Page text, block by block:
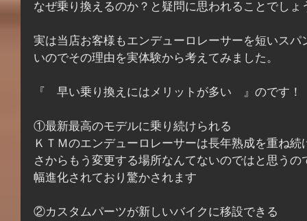
なぜ乗り換えるのか？と疑問に思われることでしょ
実は当店お客様もエンデューロレーサーを短いス
いのでその理由を実体験から考えてみました。
『　早い乗り換えにはメリットが多い　』のです！
①最新最高のモデルに乗り続けられる
ＫＴＭのエンデューロレーサーは長年熟成を重ね
さからもう変更する場所なんてないのではと思う
幅進化されており驚かされます
②カスタムパーツが新しいバイクに移設できる